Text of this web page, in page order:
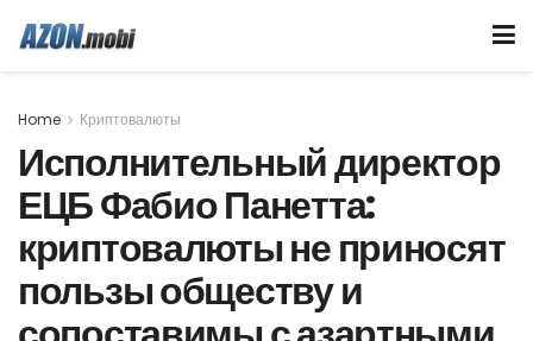
Home Криптовалюты
Исполнительный директор
ЕЦБ Фабио Панетта:
криптовалюты не приносят
пользы обществу и